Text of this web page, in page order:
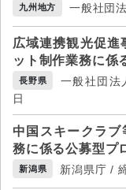
九州地方 一般社団
広域連携観光促進
ット制作業務に係
長野県
一般社団法
日
中国スキークラ
務に係る公募型プ
新潟県 新潟県庁 /